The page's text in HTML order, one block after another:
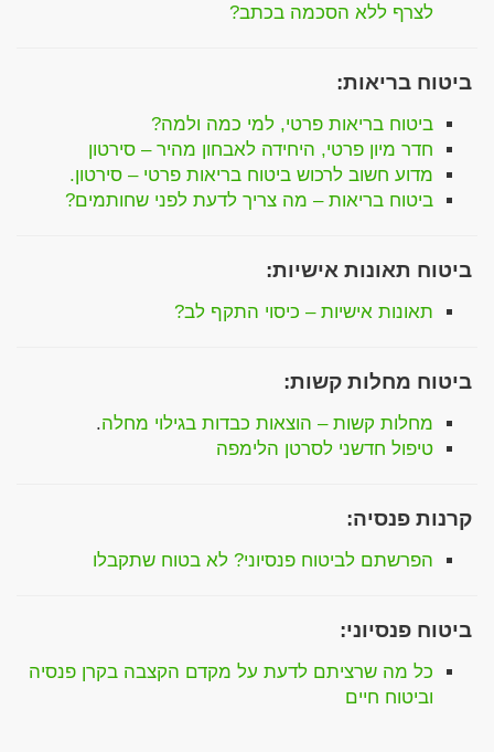
לצרף ללא הסכמה בכתב?
ביטוח בריאות:
ביטוח בריאות פרטי, למי כמה ולמה?
חדר מיון פרטי, היחידה לאבחון מהיר – סירטון
מדוע חשוב לרכוש ביטוח בריאות פרטי – סירטון.
ביטוח בריאות – מה צריך לדעת לפני שחותמים?
ביטוח תאונות אישיות:
תאונות אישיות – כיסוי התקף לב?
ביטוח מחלות קשות:
מחלות קשות – הוצאות כבדות בגילוי מחלה.
טיפול חדשני לסרטן הלימפה
קרנות פנסיה:
הפרשתם לביטוח פנסיוני? לא בטוח שתקבלו
ביטוח פנסיוני:
כל מה שרציתם לדעת על מקדם הקצבה בקרן פנסיה
וביטוח חיים